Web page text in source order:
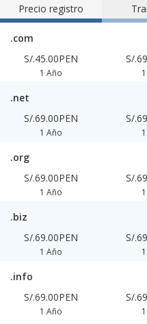
Precio registro
.com
S/.45.00PEN
1 Año
S/
.net
S/.69.00PEN
1 Año
S/
.org
S/.69.00PEN
1 Año
S/
.biz
S/.69.00PEN
1 Año
S/
.info
S/.69.00PEN
1 Año
S/